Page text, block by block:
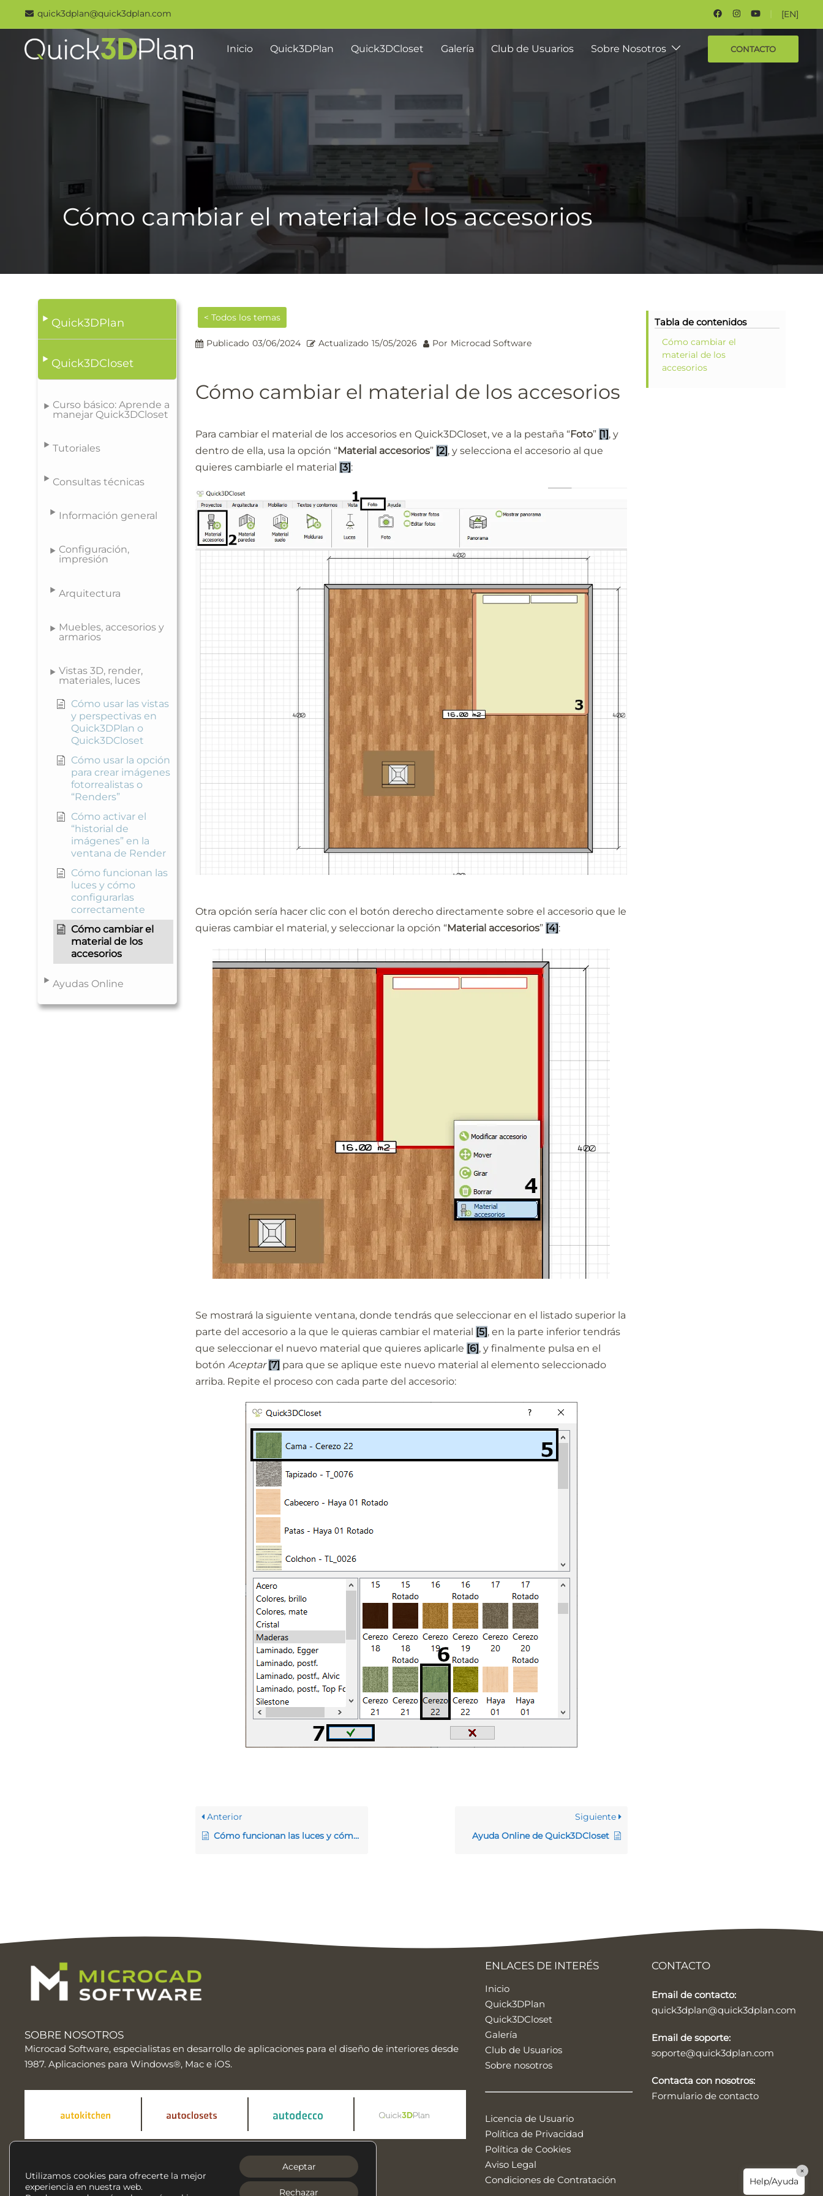
content
quick3dplan@quick3dplan.com [EN]
Inicio Quick3DPlan Quick3DCloset Galería Club de Usuarios Sobre Nosotros CONTACTO
Cómo cambiar el material de los accesorios
Quick3DPlan
Quick3DCloset
Curso básico: Aprende a
manejar Quick3DCloset
Tutoriales
Consultas técnicas
Información general
Configuración,
impresión
Arquitectura
Muebles, accesorios y
armarios
Vistas 3D, render,
materiales, luces
Cómo usar las vistas
y perspectivas en
Quick3DPlan o
Quick3DCloset
Cómo usar la opción
para crear imágenes
fotorrealistas o
“Renders”
Cómo activar el
“historial de
imágenes” en la
ventana de Render
Cómo funcionan las
luces y cómo
configurarlas
correctamente
Cómo cambiar el
material de los
accesorios
Ayudas Online
< Todos los temas
Publicado 03/06/2024 Actualizado 15/05/2026 Por Microcad Software
Cómo cambiar el material de los accesorios
Para cambiar el material de los accesorios en Quick3DCloset, ve a la pestaña “Foto” [1], y
dentro de ella, usa la opción “Material accesorios” [2], y selecciona el accesorio al que
quieres cambiarle el material [3]:
Otra opción sería hacer clic con el botón derecho directamente sobre el accesorio que le
quieras cambiar el material, y seleccionar la opción “Material accesorios” [4]:
Se mostrará la siguiente ventana, donde tendrás que seleccionar en el listado superior la
parte del accesorio a la que le quieras cambiar el material [5], en la parte inferior tendrás
que seleccionar el nuevo material que quieres aplicarle [6], y finalmente pulsa en el
botón Aceptar [7] para que se aplique este nuevo material al elemento seleccionado
arriba. Repite el proceso con cada parte del accesorio:
Anterior
Cómo funcionan las luces y cómo configurarlas correctamente
Siguiente
Ayuda Online de Quick3DCloset
Tabla de contenidos
Cómo cambiar el
material de los
accesorios
SOBRE NOSOTROS
Microcad Software, especialistas en desarrollo de aplicaciones para el diseño de interiores desde
1987. Aplicaciones para Windows®, Mac e iOS.
Facebook InstagramYouTube
ENLACES DE INTERÉS
Inicio
Quick3DPlan
Quick3DCloset
Galería
Club de Usuarios
Sobre nosotros
Licencia de Usuario
Política de Privacidad
Política de Cookies
Aviso Legal
Condiciones de Contratación
CONTACTO
Email de contacto:
quick3dplan@quick3dplan.com
Email de soporte:
soporte@quick3dplan.com
Contacta con nosotros:
Formulario de contacto
Utilizamos cookies para ofrecerte la mejor
experiencia en nuestra web.
Aceptar
Rechazar
Hola, ¿cómo puedo ayudarte?
¿Cómo probar el programa paraHelp/Ayuda
×